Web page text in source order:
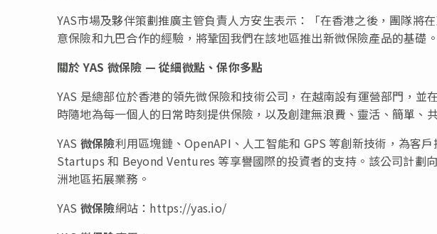
YAS市場及夥伴策劃推廣主管負責人方安生表示：「在香港之後，團隊將
意保險和九巴合作的經驗，將鞏固我們在該地區推出新微保險產品的基礎。
關於 YAS 微保險 —從細微點、保你多點
YAS 是總部位於香港的領先微保險和技術公司，在越南設有運營部門，並
時隨地為每一個人的日常時刻提供保險，以及創建無浪費、靈活、簡單、
YAS 微保險利用區塊鏈、OpenAPI、人工智能和 GPS 等創新技術，為客
Startups 和 Beyond Ventures 等享譽國際的投資者的支持。該公司計劃
洲地區拓展業務。
YAS 微保險網站：https://yas.io/